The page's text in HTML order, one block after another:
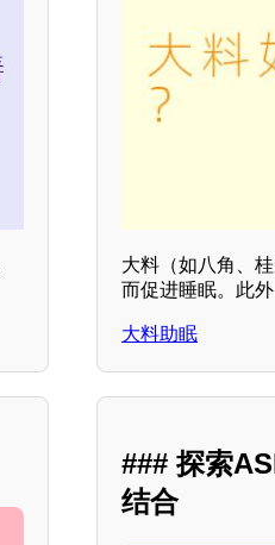
大料（如八角、
而促进睡眠。此
大料助眠
### 探索
结合